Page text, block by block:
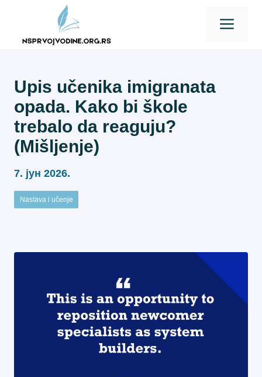
content
Upis učenika imigranata
opada. Kako bi škole
trebalo da reaguju?
(Mišljenje)
7. јун 2026.
Nastava i učenje